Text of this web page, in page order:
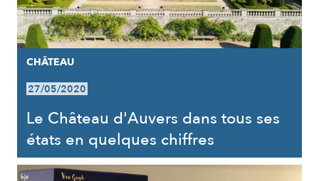
CHÂTEAU
27/05/2020
Le Château d'Auvers dans tous ses
états en quelques chiffres